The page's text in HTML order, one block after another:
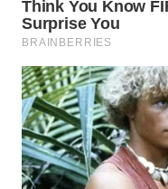
pilares fundamentais.